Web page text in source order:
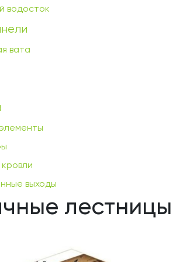
водосток
вата
выходы
лестницы